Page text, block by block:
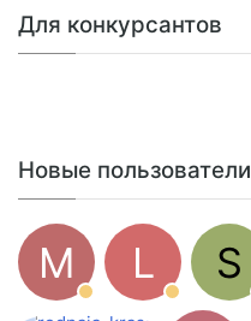
Для конкурсантов
Новые пользователи
M L S